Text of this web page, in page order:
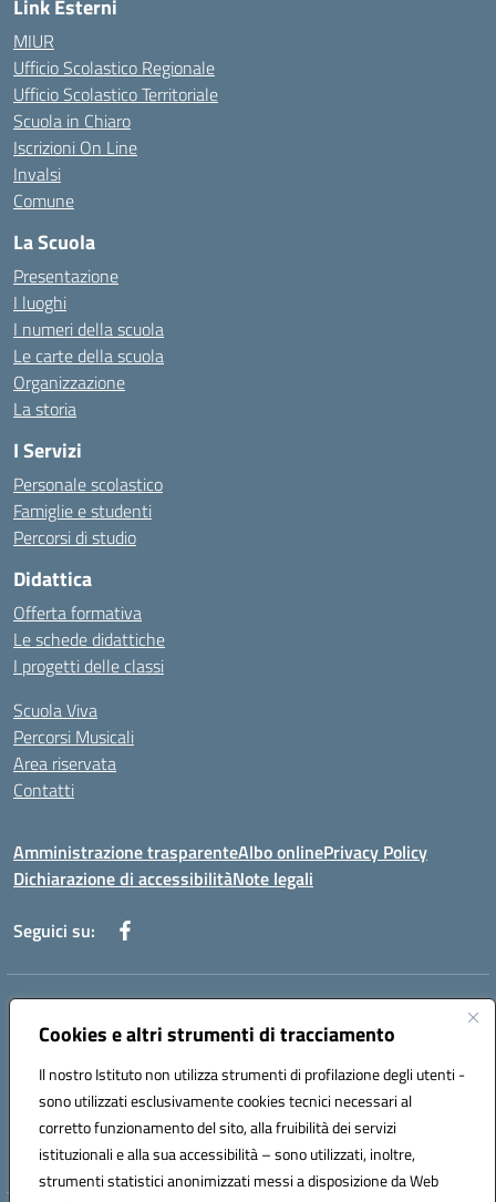
Cookies e altri strumenti di tracciamento
Il nostro Istituto non utilizza strumenti di profilazione degli utenti -
sono utilizzati esclusivamente cookies tecnici necessari al
corretto funzionamento del sito, alla fruibilità dei servizi
istituzionali e alla sua accessibilità – sono utilizzati, inoltre,
strumenti statistici anonimizzati messi a disposizione da Web
Link Esterni
MIUR
Ufficio Scolastico Regionale
Ufficio Scolastico Territoriale
Scuola in Chiaro
Iscrizioni On Line
Invalsi
Comune
La Scuola
Presentazione
I luoghi
I numeri della scuola
Le carte della scuola
Organizzazione
La storia
I Servizi
Personale scolastico
Famiglie e studenti
Percorsi di studio
Didattica
Offerta formativa
Le schede didattiche
I progetti delle classi
Scuola Viva
Percorsi Musicali
Area riservata
Contatti
Amministrazione trasparenteAlbo onlinePrivacy Policy
Dichiarazione di accessibilitàNote legali
Seguici su:
Indirizzo:
Centralino:089868360 Email:saic857007@istruzione.it
Codice fiscale: 80025860653
Codice meccanografico:
SAIC857007
Codice Indice delle Pubbliche Amministrazioni (IPA): istsc_saic857007